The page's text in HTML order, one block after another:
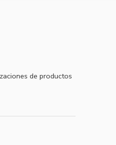
de productos